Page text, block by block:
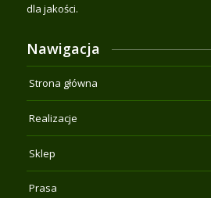
dla jakości.
Nawigacja
Strona główna
Realizacje
Sklep
Prasa